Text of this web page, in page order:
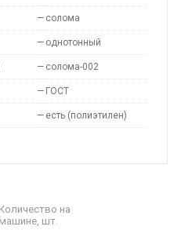
— солома
— однотонный
— солома-002
— ГОСТ
— есть (полиэтилен)
Количество на
машине, шт.